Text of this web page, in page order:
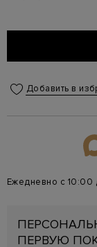
Добавить в
Ежедневно с 10:00
ПЕРВУЮ